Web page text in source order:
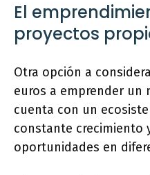
El
proyectos
Otra opción a
euros a emprender un
cuenta con un
constante crecimiento
oportunidades en